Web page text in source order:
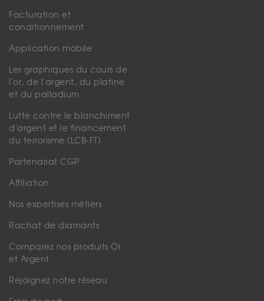
Facturation et
conditionnement
Application mobile
Les graphiques du cours de
l'or, de l'argent, du platine
et du palladium
Lutte contre le blanchiment
d'argent et le financement
du terrorisme (LCB-FT)
Partenariat CGP
Affiliation
Nos expertises métiers
Rachat de diamants
Comparez nos produits Or
et Argent
Rejoignez notre réseau